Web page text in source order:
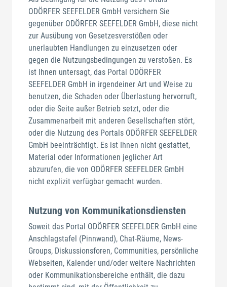
ODÖRFER SEEFELDER GmbH versichern Sie
gegenüber ODÖRFER SEEFELDER GmbH, diese nicht
zur Ausübung von Gesetzesverstößen oder
unerlaubten Handlungen zu einzusetzen oder
gegen die Nutzungsbedingungen zu verstoßen. Es
ist Ihnen untersagt, das Portal ODÖRFER
SEEFELDER GmbH in irgendeiner Art und Weise zu
benutzen, die Schaden oder Überlastung hervorruft,
oder die Seite außer Betrieb setzt, oder die
Zusammenarbeit mit anderen Gesellschaften stört,
oder die Nutzung des Portals ODÖRFER SEEFELDER
GmbH beeinträchtigt. Es ist Ihnen nicht gestattet,
Material oder Informationen jeglicher Art
abzurufen, die von ODÖRFER SEEFELDER GmbH
nicht explizit verfügbar gemacht wurden.
Nutzung von Kommunikationsdiensten
Soweit das Portal ODÖRFER SEEFELDER GmbH eine
Anschlagstafel (Pinnwand), Chat-Räume, News-
Groups, Diskussionsforen, Communities, persönliche
Webseiten, Kalender und/oder weitere Nachrichten
oder Kommunikationsbereiche enthält, die dazu